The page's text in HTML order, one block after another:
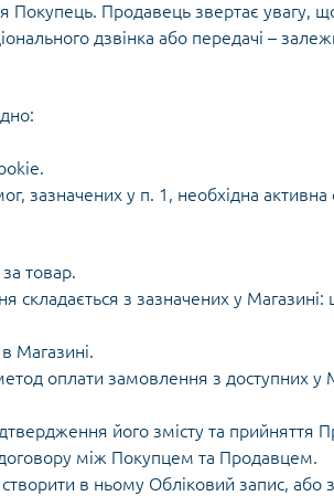
Покупець. Продавець звертає увагу,
дзвінка або передачі –
зазначених у п. 1, необхідна
товар.
з зазначених у
Магазині.
оплати замовлення з доступних у
його змісту та прийняття
між Покупцем та Продавцем.
в ньому Обліковий запис, або